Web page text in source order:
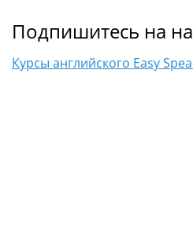
Подпишитесь на
Курсы английского Easy